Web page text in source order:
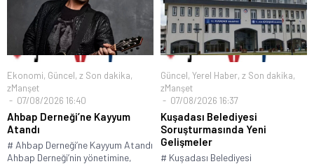
Ekonomi, Güncel, z Son dakika,
zManşet
07/08/2026 16:40
Ahbap Derneği’ne Kayyum
Atandı
# Ahbap Derneği’ne Kayyum Atandı
Ahbap Derneği’nin yönetimine,
Güncel, Yerel Haber, z Son dakika,
zManşet
07/08/2026 16:37
Kuşadası Belediyesi
Soruşturmasında Yeni
Gelişmeler
# Kuşadası Belediyesi